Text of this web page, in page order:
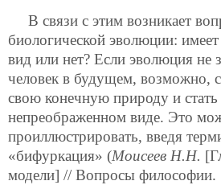
В связи с этим возникает
биологической эволюции:
вид или нет? Если эволюция не
человек в будущем, возможно,
свою конечную природу и
непреображенном виде. Это
проиллюстрировать, введя
«бифуркация» (Моисеев Н.Н.
модели] // Вопросы